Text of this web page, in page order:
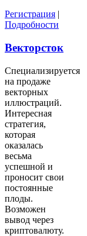
Регистрация |
Подробности
Векторсток
Специализируется
на продаже
векторных
иллюстраций.
Интересная
стратегия,
которая
оказалась
весьма
успешной и
проносит свои
постоянные
плоды.
Возможен
вывод через
криптовалюту.